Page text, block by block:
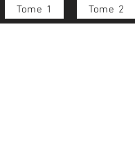
Tome 1 Tome 2